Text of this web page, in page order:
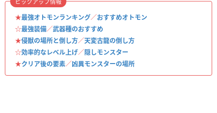
★最強オトモンランキング／おすすめオトモン
☆最強装備／武器種のおすすめ
★侵獣の場所と倒し方／天変古龍の倒し方
☆効率的なレベル上げ／隠しモンスター
★クリア後の要素／凶異モンスターの場所
ピックアップ情報